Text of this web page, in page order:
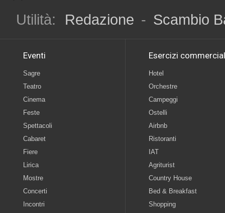
Utilità:
Redazione - Scambio
Eventi
Sagre
Teatro
Cinema
Feste
Spettacoli
Cabaret
Fiere
Lirica
Mostre
Concerti
Incontri
Esercizi
Hotel
Orchestre
Campeggi
Ostelli
Airbnb
Ristoranti
IAT
Agriturist
Country House
Bed & Breakfast
Shopping